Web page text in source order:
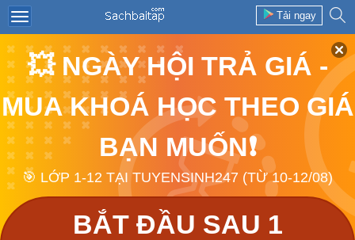
Tải ngay
💥 NGÀY HỘI TRẢ GIÁ -
MUA KHOÁ HỌC THEO GIÁ
BẠN MUỐN❗
🎯 LỚP 1-12 TẠI TUYENSINH247 (TỪ 10-12/08)
BẮT ĐẦU SAU 1